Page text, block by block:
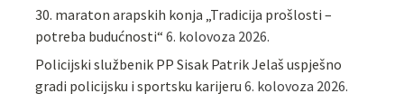
30. maraton arapskih konja „Tradicija prošlosti –
potreba budućnosti“ 6. kolovoza 2026.
Policijski službenik PP Sisak Patrik Jelaš uspješno
gradi policijsku i sportsku karijeru 6. kolovoza 2026.